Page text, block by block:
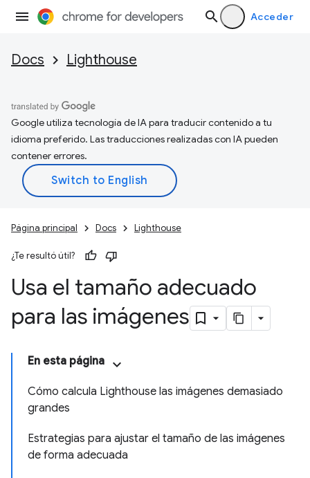
Acceder
Docs Lighthouse
Google utiliza tecnología de IA para traducir contenido a tu
idioma preferido. Las traducciones realizadas con IA pueden
contener errores.
Página principal Docs Lighthouse
¿Te resultó útil?
Usa el tamaño adecuado
para las imágenes
En esta página
Cómo calcula Lighthouse las imágenes demasiado
grandes
Estrategias para ajustar el tamaño de las imágenes
de forma adecuada